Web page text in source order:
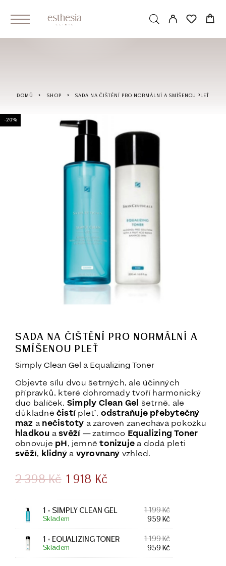
DOMŮ SHOP SADA NA ČIŠTĚNÍ PRO NORMÁLNÍ A SMÍŠENOU PLEŤ
-20%
SADA NA ČIŠTĚNÍ PRO NORMÁLNÍ A
SMÍŠENOU PLEŤ
Simply Clean Gel a Equalizing Toner
Objevte sílu dvou šetrných, ale účinných
přípravků, které dohromady tvoří harmonický
duo balíček. Simply Clean Gel šetrně, ale
důkladněčistí pleť, odstraňuje přebytečný
maz a nečistoty a zároveň zanechává pokožku
hladkou asvěží — zatímco Equalizing Toner
obnovuje pH, jemnětonizuje a dodá pleti
svěží, klidnýa vyrovnaný vzhled.
2 398Kč 1 918 Kč
1 × SIMPLY CLEAN GEL
Skladem
1 199Kč
959 Kč
1 × EQUALIZING TONER
Skladem
1 199Kč
959 Kč